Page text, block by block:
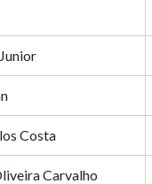
Costa
Carvalho